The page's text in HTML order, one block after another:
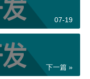
07-19
下一篇 »